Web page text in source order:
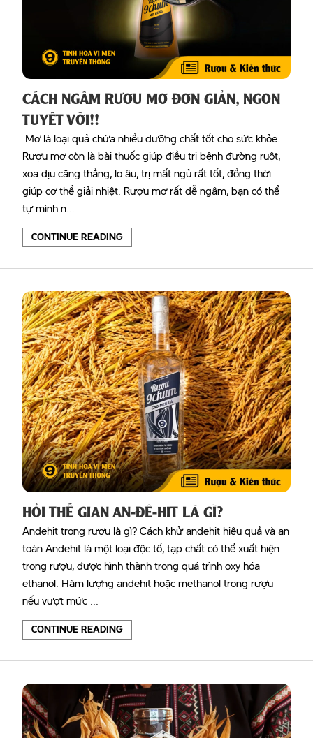
CÁCH NGÂM RƯỢU MƠ ĐƠN GIẢN, NGON
TUYỆT VỜI!!
Mơ là loại quả chứa nhiều dưỡng chất tốt cho sức khỏe.
Rượu mơ còn là bài thuốc giúp điều trị bệnh đường ruột,
xoa dịu căng thẳng, lo âu, trị mất ngủ rất tốt, đồng thời
giúp cơ thể giải nhiệt. Rượu mơ rất dễ ngâm, bạn có thể
tự mình n...
CONTINUE READING
HỎI THẾ GIAN AN-ĐÊ-HIT LÀ GÌ?
Andehit trong rượu là gì? Cách khử andehit hiệu quả và an
toàn Andehit là một loại độc tố, tạp chất có thể xuất hiện
trong rượu, được hình thành trong quá trình oxy hóa
ethanol. Hàm lượng andehit hoặc methanol trong rượu
nếu vượt mức ...
CONTINUE READING